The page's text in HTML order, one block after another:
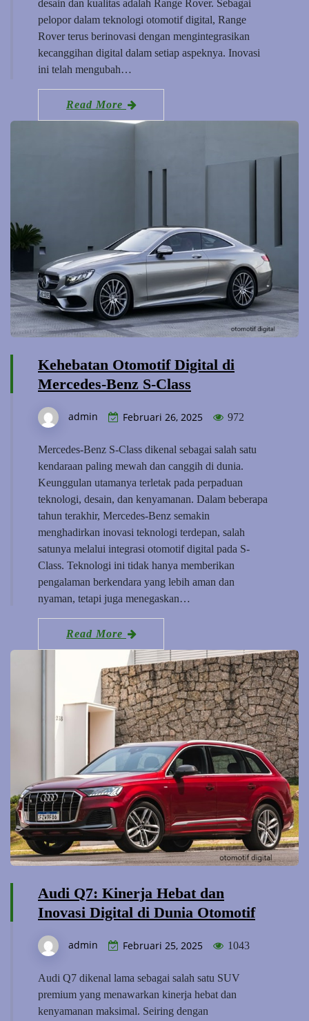
desain dan kualitas adalah Range Rover. Sebagai
pelopor dalam teknologi otomotif digital, Range
Rover terus berinovasi dengan mengintegrasikan
kecanggihan digital dalam setiap aspeknya. Inovasi
ini telah mengubah…
Read More
Kehebatan Otomotif Digital di
Mercedes-Benz S-Class
admin Februari 26, 2025 972
Mercedes-Benz S-Class dikenal sebagai salah satu
kendaraan paling mewah dan canggih di dunia.
Keunggulan utamanya terletak pada perpaduan
teknologi, desain, dan kenyamanan. Dalam beberapa
tahun terakhir, Mercedes-Benz semakin
menghadirkan inovasi teknologi terdepan, salah
satunya melalui integrasi otomotif digital pada S-
Class. Teknologi ini tidak hanya memberikan
pengalaman berkendara yang lebih aman dan
nyaman, tetapi juga menegaskan…
Read More
Audi Q7: Kinerja Hebat dan
Inovasi Digital di Dunia Otomotif
admin Februari 25, 2025 1043
Audi Q7 dikenal lama sebagai salah satu SUV
premium yang menawarkan kinerja hebat dan
kenyamanan maksimal. Seiring dengan